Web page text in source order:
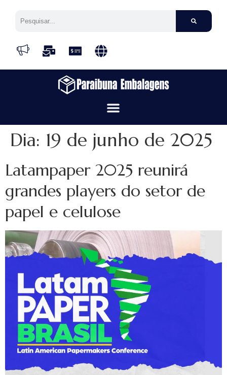
Dia: 19 de junho de 2025
Latampaper 2025 reunirá
grandes players do setor de
papel e celulose